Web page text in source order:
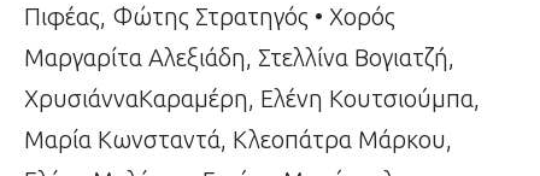
Πιφέας, Φώτης Στρατηγός • Χορός
Μαργαρίτα Αλεξιάδη, Στελλίνα Βογιατζή,
ΧρυσιάνναΚαραμέρη, Ελένη Κουτσιούμπα,
Μαρία Κωνσταντά, Κλεοπάτρα Μάρκου,